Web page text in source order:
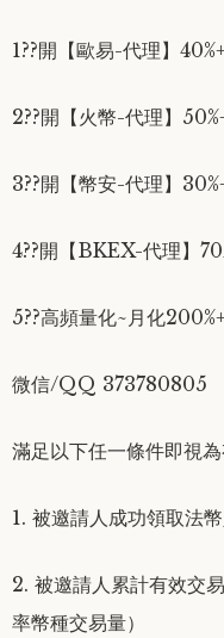
1??開【歐易-代理】
2??開【火幣-代理】
3??開【幣安-代理】
4??開【BKEX-代理】
5??高頻量化~月化
微信/QQ 373780805
滿足以下任一條件即視為
1. 被邀請人成功領取法
2. 被邀請人累計有效交
率幣種交易量）